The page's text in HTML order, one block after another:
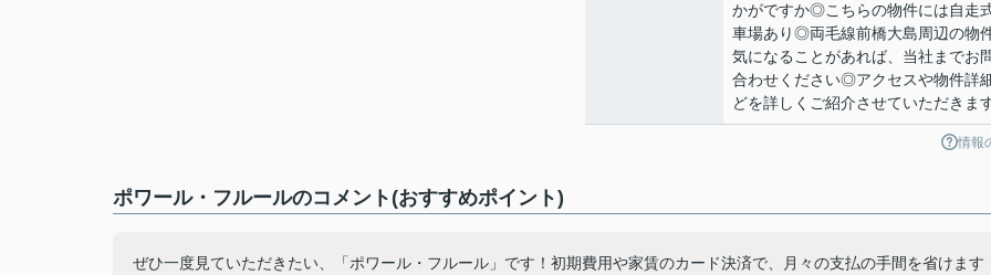
かがですか◎こちらの物件には自走
車場あり◎両毛線前橋大島周辺の物
気になることがあれば、当社までお
合わせください◎アクセスや物件詳
どを詳しくご紹介させていただきま
情報
ポワール・フルールのコメント(おすすめポイント)
ぜひ一度見ていただきたい、「ポワール・フルール」です！初期費用や家賃のカード決済で、月々の支払の手間を省けます